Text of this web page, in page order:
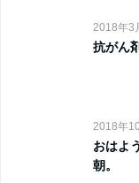
2018年3
抗がん
2018年
おはよ
朝。